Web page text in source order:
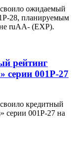
ожидаемый
28, планируемым
ruAA- (EXP).
рейтинг
001Р-27
кредитный
001Р-27 на